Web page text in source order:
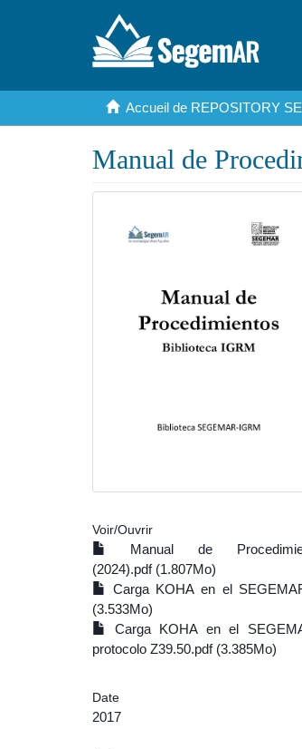
Accueil de REPOSITORY
Manual de
Voir/Ouvrir
Manual de
(2024).pdf (1.807Mo)
Carga KOHA en el
(3.533Mo)
Carga KOHA en el
protocolo Z39.50.pdf (3.385Mo)
Date
2017